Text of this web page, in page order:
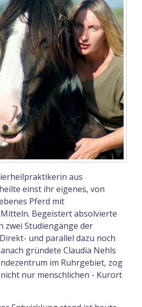
aus
einst ihr eigenes, von
Pferd mit
Begeistert absolvierte
zwei Studiengänge der
und parallel dazu noch
gründete Claudia Nehls
im Ruhrgebiet, zog
nur menschlichen - Kurort